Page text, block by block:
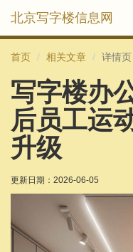
北京写字楼信息网
首页 相关文章 详情页
写字楼办
后员工运
升级
更新日期： 2026-06-05